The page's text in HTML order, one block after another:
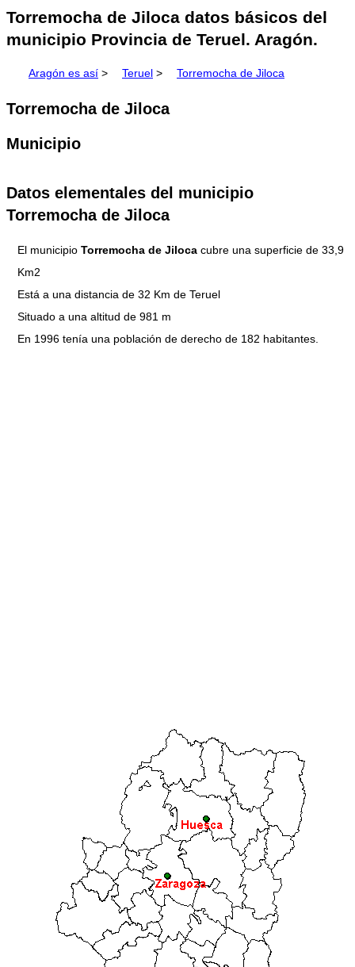
Torremocha de Jiloca datos básicos del
municipio Provincia de Teruel. Aragón.
Aragón es así > Teruel > Torremocha de Jiloca
Torremocha de Jiloca
Municipio
Datos elementales del municipio
Torremocha de Jiloca
El municipio Torremocha de Jiloca cubre una superficie de 33,9
Km2
Está a una distancia de 32 Km de Teruel
Situado a una altitud de 981 m
En 1996 tenía una población de derecho de 182 habitantes.